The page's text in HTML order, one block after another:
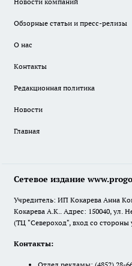
Обзорные статьи и пресс-релизы
О нас
Контакты
Редакционная политика
Новости
Главная
Сетевое издание
Учредитель: ИП Кокарева Анна
Кокарева А.К.. Адрес: 150040, ул.
(ТЦ "Североход", вход со стороны
Контакты: